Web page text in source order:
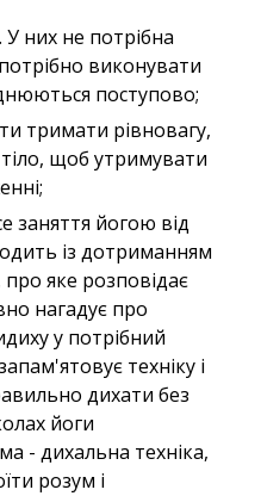
У них не потрібна
виконувати
поступово;
тримати рівновагу,
щоб утримувати
заняття йогою від
із дотриманням
яке розповідає
нагадує про
у потрібний
техніку і
дихати без
йоги
- дихальна техніка,
розум і